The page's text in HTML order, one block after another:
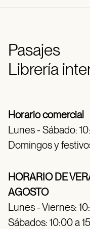
Pasajes
Librería
Horario comercial
Lunes - Sábado:
Domingos y
HORARIO DE
AGOSTO
Lunes - Viernes:
Sábados: 10:00 a